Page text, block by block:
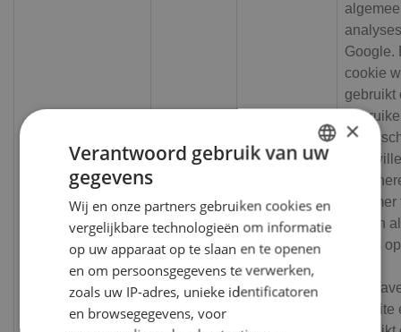
Google
.vanww.nl
Google.
cookie
gebruikt
een
wijzen
Het is
een
ENGLISH
×
Verantwoord gebruik van uw
gegevens
Wij en onze partners gebruiken cookies en
vergelijkbare technologieën om informatie
op uw apparaat op te slaan en te openen
en om persoonsgegevens te verwerken,
zoals uw IP-adres, unieke identificatoren
en browsegegevens, voor